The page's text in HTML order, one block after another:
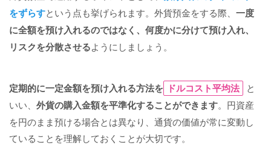
をずらすという点も挙げられます。外貨預金をする際、 一度
に全額を預け入れるのではなく、何度かに分けて預け入れ、
リスクを分散させるようにしましょう。
定期的に一定金額を預け入れる方法を ドルコスト平均法
と
いい、 外貨の購入金額を平準化することができます。円資産
を円のまま預ける場合とは異なり、通貨の価値が常に変動し
ていることを理解しておくことが大切です。